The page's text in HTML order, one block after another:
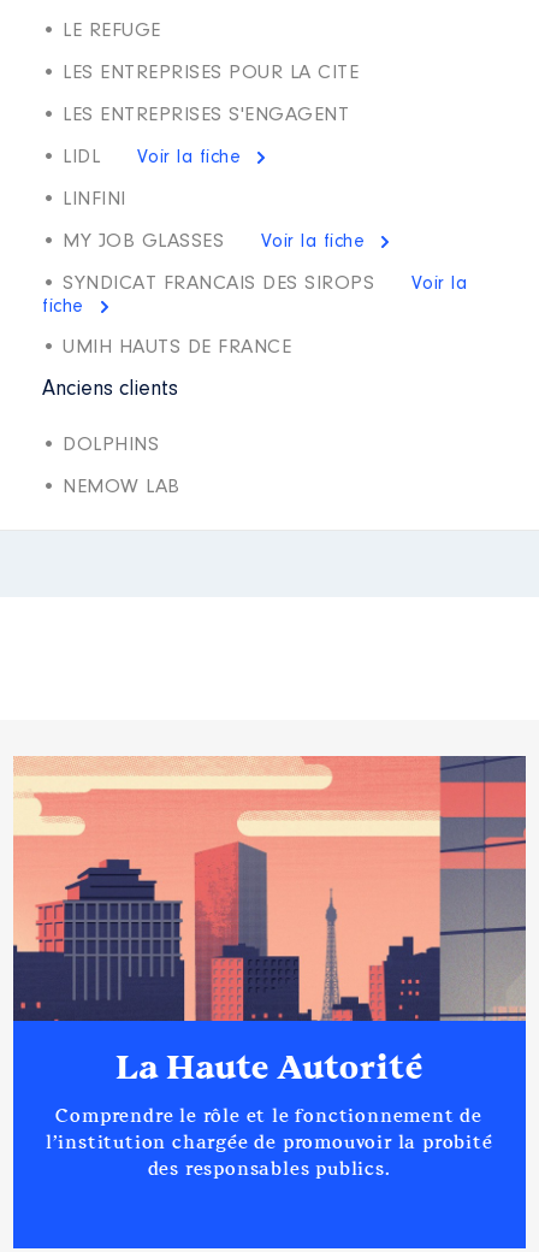
• LE REFUGE
• LES ENTREPRISES POUR LA CITE
• LES ENTREPRISES S'ENGAGENT
• LIDL Voir la fiche
• LINFINI
• MY JOB GLASSES Voir la fiche
• SYNDICAT FRANCAIS DES SIROPS
Voir la
fiche
• UMIH HAUTS DE FRANCE
Anciens clients
• DOLPHINS
• NEMOW LAB
La Haute Autorité
Comprendre le rôle et le fonctionnement de
l’institution chargée de promouvoir la probité
des responsables publics.